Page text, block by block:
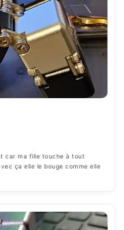
car ma fille touche à tout
ça elle le bouge comme elle